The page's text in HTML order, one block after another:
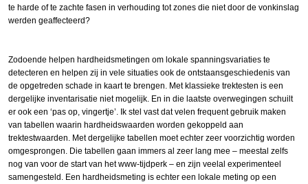
te harde of te zachte fasen in verhouding tot zones die niet door de vonkinslag
werden geaffecteerd?
Zodoende helpen hardheidsmetingen om lokale spanningsvariaties te
detecteren en helpen zij in vele situaties ook de ontstaansgeschiedenis van
de opgetreden schade in kaart te brengen. Met klassieke trektesten is een
dergelijke inventarisatie niet mogelijk. En in die laatste overwegingen schuilt
er ook een ‘pas op, vingertje’. Ik stel vast dat velen frequent gebruik maken
van tabellen waarin hardheidswaarden worden gekoppeld aan
trektestwaarden. Met dergelijke tabellen moet echter zeer voorzichtig worden
omgesprongen. Die tabellen gaan immers al zeer lang mee – meestal zelfs
nog van voor de start van het www-tijdperk – en zijn veelal experimenteel
samengesteld. Een hardheidsmeting is echter een lokale meting op een